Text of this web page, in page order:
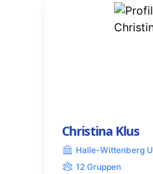
Christina Klus
Halle-Wittenberg U
12 Gruppen